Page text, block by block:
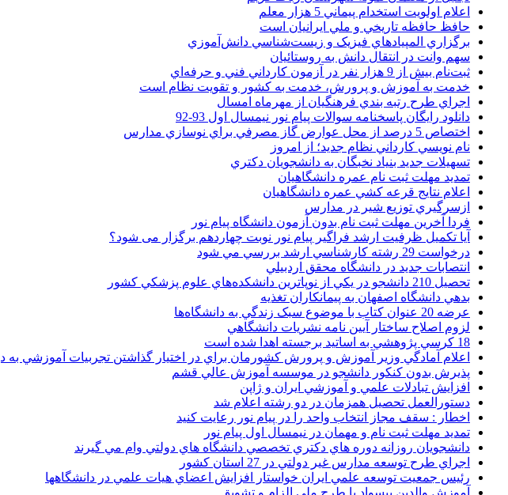
اعلام اولويت استخدام پيماني 5 هزار معلم
حافظ حافظه تاريخي و ملي ايرانيان است
برگزاري المپيادهاي فيزيک و زيست‌شناسي دانش‌آموزي
سهم وانت در انتقال دانش به روستائيان
ثبت‌نام بيش از 9 هزار نفر در آزمون کارداني فني و حرفه‌اي
خدمت به آموزش و پرورش، خدمت به کشور و تقويت نظام است
اجراي طرح رتبه بندي فرهنگيان از مهرماه امسال
دانلود رایگان پاسخنامه سوالات پیام نور نیمسال اول 93-92
اختصاص 5 درصد از محل عوارض گاز مصرفي براي نوسازي مدارس
نام نويسي کارداني نظام جديد؛ از امروز
تسهيلات جديد بنياد نخبگان به دانشجويان دکتري
تمديد مهلت ثبت نام عمره دانشگاهيان
اعلام نتايج قرعه کشي عمره دانشگاهيان
ازسرگيري توزيع شير در مدارس
فردا آخرین مهلت ثبت نام بدون آزمون دانشگاه پیام نور
آیا تکمیل ظرفیت ارشد فراگیر پیام نور نوبت چهاردهم برگزار می شود؟
درخواست 29 رشته کارشناسي ارشد بررسي مي شود
انتصابات جديد در دانشگاه محقق اردبيلي
تحصيل 210 دانشجو در يکي از نوپاترين دانشکده‌هاي علوم پزشکي کشور
بدهي دانشگاه اصفهان به پيمانکاران تغذيه
عرضه 20 عنوان کتاب با موضوع سبک زندگي به دانشگاه‌ها
لزوم اصلاح ساختار آيين نامه نشريات دانشگاهي
18 کرسي پژوهشي به اساتيد برجسته اهدا شده است
اعلام آمادگي وزير آموزش و پرورش کشورمان براي در اختيار گذاشتن تجربيات آموزشي به
پذيرش بدون کنکور دانشجو در موسسه آموزش عالي قشم
افزايش تبادلات علمي و آموزشي ايران و ژاپن
دستورالعمل تحصیل همزمان در دو رشته اعلام شد
اخطار : سقف مجاز انتخاب واحد را در پیام نور رعایت کنید
تمدید مهلت ثبت نام و مهمان در نیمسال اول پیام نور
دانشجويان روزانه دوره هاي دكتري تخصصي دانشگاه هاي دولتي وام مي گيرند
اجراي طرح توسعه مدارس غير دولتي در 27 استان کشور
رئيس جمعيت توسعه علمي ايران خواستار افزايش اعضاي هيات علمي در دانشگاهها
آموزش والدين بيسواد با طرح ملي الزام و تشويق